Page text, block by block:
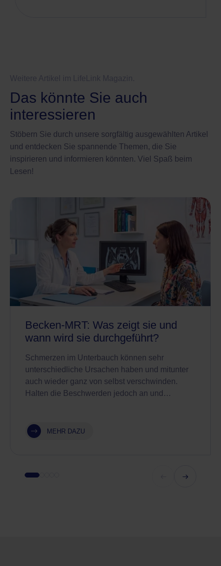
Das könnte Sie auch
interessieren
Stöbern Sie durch unsere sorgfältig ausgewählten Artikel
und entdecken Sie spannende Themen, die Sie
inspirieren und informieren könnten. Viel Spaß beim
Lesen!
Becken-MRT: Was zeigt sie und
wann wird sie durchgeführt?
Schmerzen im Unterbauch können sehr
unterschiedliche Ursachen haben und mitunter
auch wieder ganz von selbst verschwinden.
Halten die Beschwerden jedoch an und…
MEHR DAZU